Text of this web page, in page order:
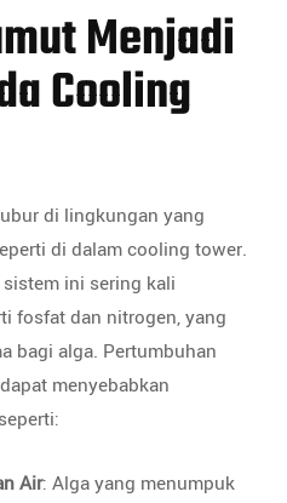
Menjadi
Cooling
di lingkungan yang
di dalam cooling tower.
ini sering kali
fosfat dan nitrogen, yang
bagi alga. Pertumbuhan
menyebabkan
Air: Alga yang menumpuk